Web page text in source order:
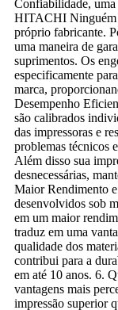
Confiabilidade, uma
HITACHI Ninguém
próprio fabricante.
uma maneira de
suprimentos. Os
especificamente
marca,
Desempenho
são calibrados
das impressoras e
problemas técnicos
Além disso sua
desnecessárias,
Maior Rendimento
desenvolvidos sob
em um maior
traduz em uma
qualidade dos
contribui para a
em até 10 anos. 6.
vantagens mais
impressão superior